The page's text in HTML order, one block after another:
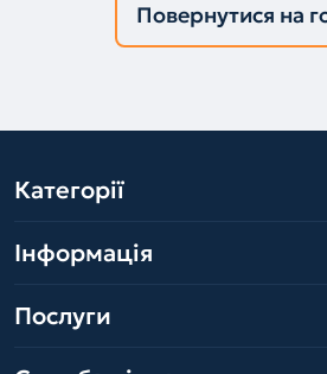
Повернутися на
Категорії
Інформація
Послуги